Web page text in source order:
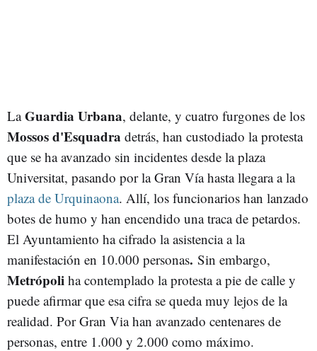
LaGuardia Urbana, delante, y cuatro furgones de los
Mossos d'Esquadra detrás, han custodiado la protesta
que se ha avanzado sin incidentes desde la plaza
Universitat, pasando por la Gran Vía hasta llegara a la
plaza de Urquinaona. Allí, los funcionarios han lanzado
botes de humo y han encendido una traca de petardos.
El Ayuntamiento ha cifrado la asistencia a la
manifestación en 10.000 personas. Sin embargo,
Metrópoli ha contemplado la protesta a pie de calle y
puede afirmar que esa cifra se queda muy lejos de la
realidad. Por Gran Via han avanzado centenares de
personas, entre 1.000 y 2.000 como máximo.